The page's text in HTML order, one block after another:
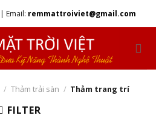
| Email: remmattroiviet@gmail.com
/ Thảm trải sàn / Thảm trang trí
FILTER